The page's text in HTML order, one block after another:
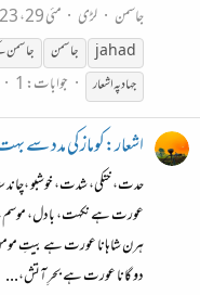
جاسمن
لڑی مئی 29، 2023
jahad
جاسمن جاسمن
جہاد پہ اشعار
جوابات: 1
اشعار:کوماز کی مدد
حدت، خنکی، شدت، خوشبو
عورت ہے نکہت، بادل، موسم،
ہرن شاہانا عورت ہے بیتِ
دو گانا عورت ہے بحرِ آتش،...